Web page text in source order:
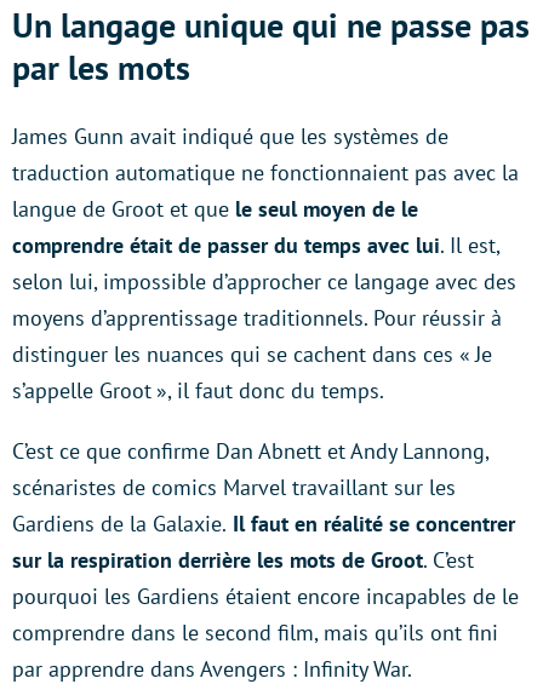
Un langage unique qui ne passe pas
par les mots
James Gunn avait indiqué que les systèmes de
traduction automatique ne fonctionnaient pas avec la
langue de Groot et que le seul moyen de le
comprendre était de passer du temps avec lui. Il est,
selon lui, impossible d’approcher ce langage avec des
moyens d’apprentissage traditionnels. Pour réussir à
distinguer les nuances qui se cachent dans ces « Je
s’appelle Groot », il faut donc du temps.
C’est ce que confirme Dan Abnett et Andy Lannong,
scénaristes de comics Marvel travaillant sur les
Gardiens de la Galaxie. Il faut en réalité se concentrer
sur la respiration derrière les mots de Groot. C’est
pourquoi les Gardiens étaient encore incapables de le
comprendre dans le second film, mais qu’ils ont fini
par apprendre dans Avengers : Infinity War.